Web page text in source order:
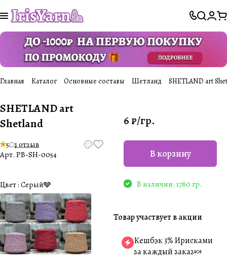
Главная Каталог Основные составы Шетланд SHETLAND art
SHETLAND art
Shetland
5 1 отзыв
Арт. PB-SH-0054
Цвет : Серый🩶
6 ₽/гр.
В корзину
В наличии: 1780 гр.
Товар участвует в акции
Кешбэк 3% Ирисками
за каждый заказ🍬